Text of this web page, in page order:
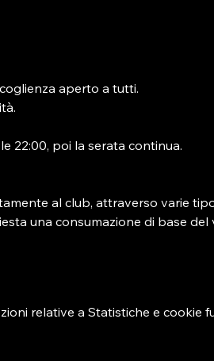
aperto a tutti.
22:00, poi la serata continua.
al club, attraverso varie
una consumazione di base del
relative a Statistiche e cookie